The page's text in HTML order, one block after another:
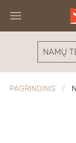
NAMŲ
PAGRINDINIS